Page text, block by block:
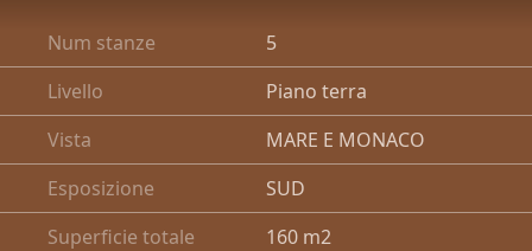
Num stanze
5
Livello
Piano terra
Vista
MARE E MONACO
Esposizione
SUD
Superficie totale
160 m2